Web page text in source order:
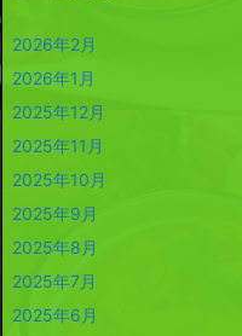
2026年2月
2026年1月
2025年12月
2025年11月
2025年10月
2025年9月
2025年8月
2025年7月
2025年6月